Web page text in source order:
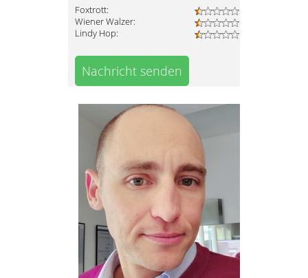
Foxtrott:
Wiener Walzer:
Lindy Hop:
Nachricht senden